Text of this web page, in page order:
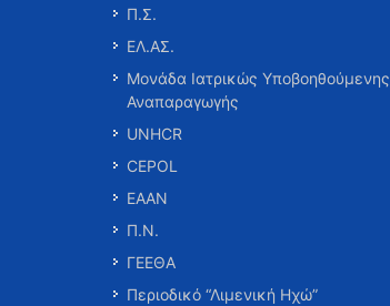
Π.Σ.
ΕΛ.ΑΣ.
Μονάδα Ιατρικώς Υποβοηθούμενης
Αναπαραγωγής
UNHCR
CEPOL
ΕΑΑΝ
Π.Ν.
ΓΕΕΘΑ
Περιοδικό “Λιμενική Ηχώ”